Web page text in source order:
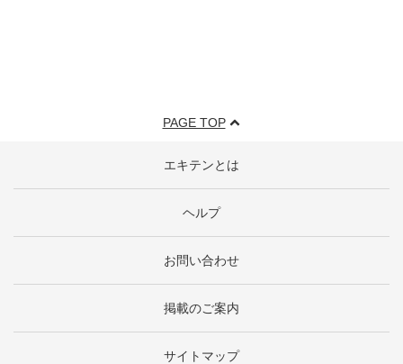
PAGE TOP
エキテンとは
ヘルプ
お問い合わせ
掲載のご案内
サイトマップ